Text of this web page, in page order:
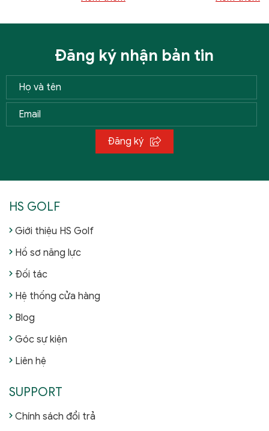
Đăng ký nhận bản tin
Đăng ký
HS GOLF
Giới thiệu HS Golf
Hồ sơ năng lực
Đối tác
Hệ thống cửa hàng
Blog
Góc sự kiện
Liên hệ
SUPPORT
Chính sách đổi trả